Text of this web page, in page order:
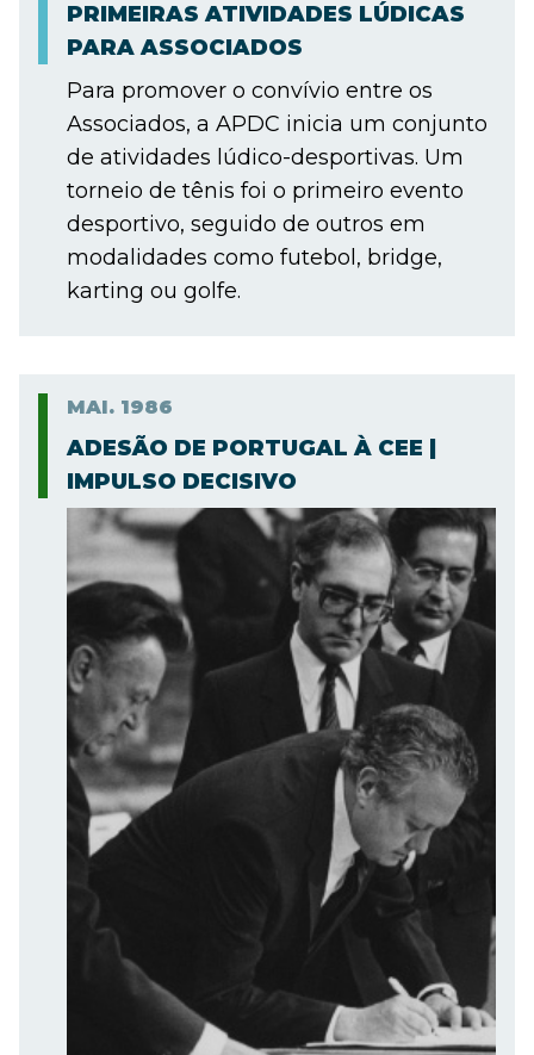
PRIMEIRAS ATIVIDADES LÚDICAS
PARA ASSOCIADOS
Para promover o convívio entre os
Associados, a APDC inicia um conjunto
de atividades lúdico-desportivas. Um
torneio de tênis foi o primeiro evento
desportivo, seguido de outros em
modalidades como futebol, bridge,
karting ou golfe.
MAI. 1986
ADESÃO DE PORTUGAL À CEE |
IMPULSO DECISIVO